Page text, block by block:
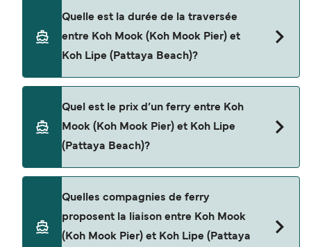
Quelle est la durée de la traversée
entre Koh Mook (Koh Mook Pier) et
Koh Lipe (Pattaya Beach)?
heures 10 minutes. La durée des traversées peut
varier d'une saison à l'autre. Nous vous
conseillons donc de vérifier ce qu'il en est, pour le
Quel est le prix d’un ferry entre Koh
Mook (Koh Mook Pier) et Koh Lipe
(Pattaya Beach)?
varier selon la saison. Le prix moyen de Koh Mook
(Koh Mook Pier) à Koh Lipe (Pattaya Beach) est de
Quelles compagnies de ferry
proposent la liaison entre Koh Mook
(Koh Mook Pier) et Koh Lipe (Pattaya